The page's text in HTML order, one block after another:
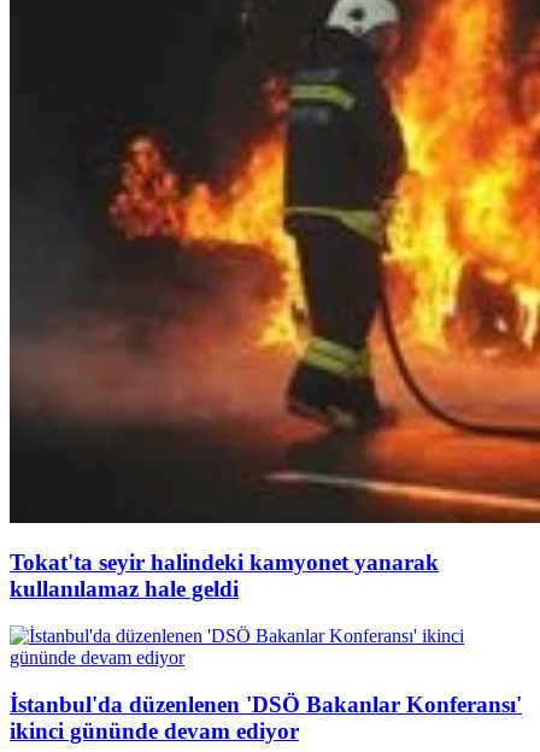
Tokat'ta seyir halindeki kamyonet yanarak
kullanılamaz hale geldi
İstanbul'da düzenlenen 'DSÖ Bakanlar Konferansı'
ikinci gününde devam ediyor